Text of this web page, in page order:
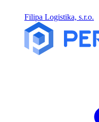
Filipa Logistika, s.r.o.